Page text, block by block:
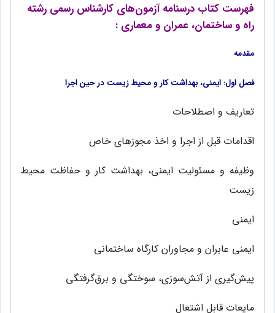
فهرست کتاب درسنامه آزمون‌های کارشناس رسمی رشته
راه و ساختمان، عمران و معماری :
مقدمه
فصل اول: ایمنی، بهداشت کار و محیط زیست در حین اجرا
تعاریف و اصطلاحات
اقدامات قبل‌ از اجرا و اخذ مجوزهای‌ خاص
وظیفه‌ و مسئولیت‌ ایمنی‌، بهداشت‌ کار و حفاظت‌ محیط‌
زیست‌
ایمنی‌
ایمنی‌ عابران و مجاوران کارگاه ساختمانی‌
پیش‌گیری‌ از آتش‌سوزی، سوختگی‌ و برق‌گرفتگی
مایعات قابل‌ اشتعال